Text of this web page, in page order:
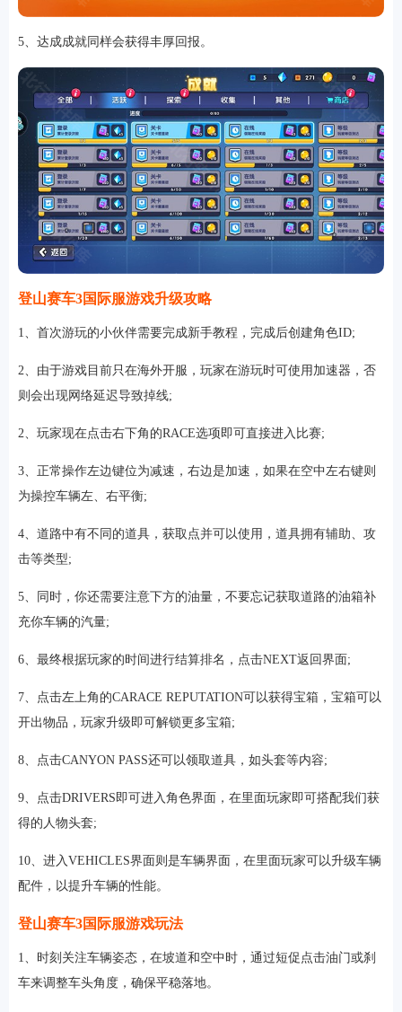
5、达成成就同样会获得丰厚回报。
登山赛车3国际服游戏升级攻略
1、首次游玩的小伙伴需要完成新手教程，完成后创建角色ID;
2、由于游戏目前只在海外开服，玩家在游玩时可使用加速器，否
则会出现网络延迟导致掉线;
2、玩家现在点击右下角的RACE选项即可直接进入比赛;
3、正常操作左边键位为减速，右边是加速，如果在空中左右键则
为操控车辆左、右平衡;
4、道路中有不同的道具，获取点并可以使用，道具拥有辅助、攻
击等类型;
5、同时，你还需要注意下方的油量，不要忘记获取道路的油箱补
充你车辆的汽量;
6、最终根据玩家的时间进行结算排名，点击NEXT返回界面;
7、点击左上角的CARACE REPUTATION可以获得宝箱，宝箱可以
开出物品，玩家升级即可解锁更多宝箱;
8、点击CANYON PASS还可以领取道具，如头套等内容;
9、点击DRIVERS即可进入角色界面，在里面玩家即可搭配我们获
得的人物头套;
10、进入VEHICLES界面则是车辆界面，在里面玩家可以升级车辆
配件，以提升车辆的性能。
登山赛车3国际服游戏玩法
1、时刻关注车辆姿态，在坡道和空中时，通过短促点击油门或刹
车来调整车头角度，确保平稳落地。